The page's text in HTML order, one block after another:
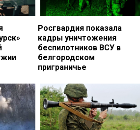
Росгвардия показала
кадры уничтожения
беспилотников ВСУ в
белгородском
приграничье